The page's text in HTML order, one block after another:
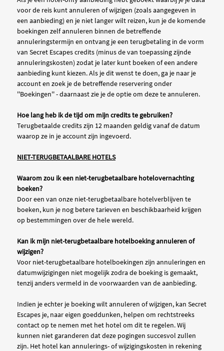
voor de reis kunt annuleren of wijzigen (zoals aangegeven in
een aanbieding) en je niet langer wilt reizen, kun je de komende
boekingen zelf annuleren binnen de betreffende
annuleringstermijn en ontvang je een terugbetaling in de vorm
van Secret Escapes credits (minus de van toepassing zijnde
annuleringskosten) zodat je later kunt boeken of een andere
aanbieding kunt kiezen. Als je dit wenst te doen, ga je naar je
account en zoek je de betreffende reservering onder
''Boekingen'' - daarnaast zie je de optie om deze te annuleren.
Hoe lang heb ik de tijd om mijn credits te gebruiken?
Terugbetaalde credits zijn 12 maanden geldig vanaf de datum
waarop ze in je account zijn ingevoerd.
NIET-TERUGBETAALBARE HOTELS
Waarom zou ik een niet-terugbetaalbare hotelovernachting
boeken?
Door een van onze niet-terugbetaalbare hotelverblijven te
boeken, kun je nog betere tarieven en beschikbaarheid krijgen
op bestemmingen over de hele wereld.
Kan ik mijn niet-terugbetaalbare hotelboeking annuleren of
wijzigen?
Voor niet-terugbetaalbare hotelboekingen zijn annuleringen en
datumwijzigingen niet mogelijk zodra de boeking is gemaakt,
tenzij anders vermeld in de voorwaarden van de aanbieding.
Indien je echter je boeking wilt annuleren of wijzigen, kan Secret
Escapes je, naar eigen goeddunken, helpen om rechtstreeks
contact op te nemen met het hotel om dit te regelen. Wij
kunnen niet garanderen dat deze pogingen succesvol zullen
zijn. Het hotel kan annulerings- of wijzigingskosten in rekening